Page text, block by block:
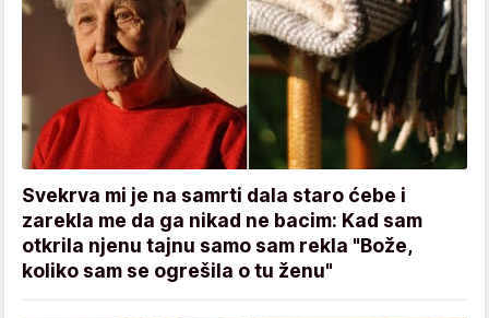
Svekrva mi je na samrti dala staro ćebe i
zarekla me da ga nikad ne bacim: Kad sam
otkrila njenu tajnu samo sam rekla "Bože,
koliko sam se ogrešila o tu ženu"